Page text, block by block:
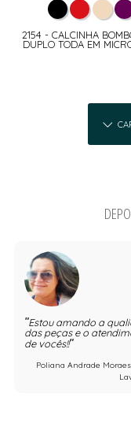
2154 - CALCINHA
DUPLO TODA EM
Estou amando a
das peças e o
de vocês!!
Poliana Andrade